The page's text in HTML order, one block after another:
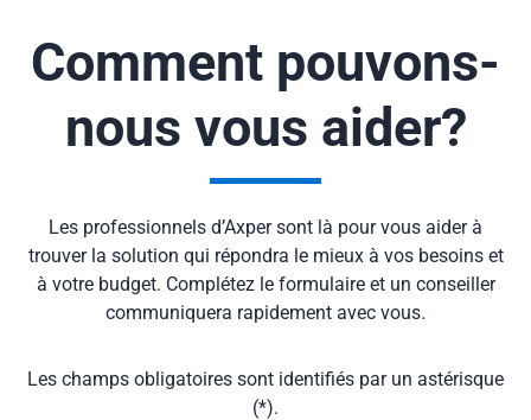
Comment pouvons-
nous vous aider?
Les professionnels d’Axper sont là pour vous aider à
trouver la solution qui répondra le mieux à vos besoins et
à votre budget. Complétez le formulaire et un conseiller
communiquera rapidement avec vous.
Les champs obligatoires sont identifiés par un astérisque
(*).